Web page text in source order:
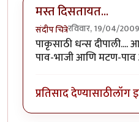
मस्त दिसतायत...
संदीप चित्रेरविवार, 19/04/
पाकृसाठी धन्स दीपाली....
पाव-भाजी आणि मटण-
प्रतिसाद देण्यासाठीलॉग